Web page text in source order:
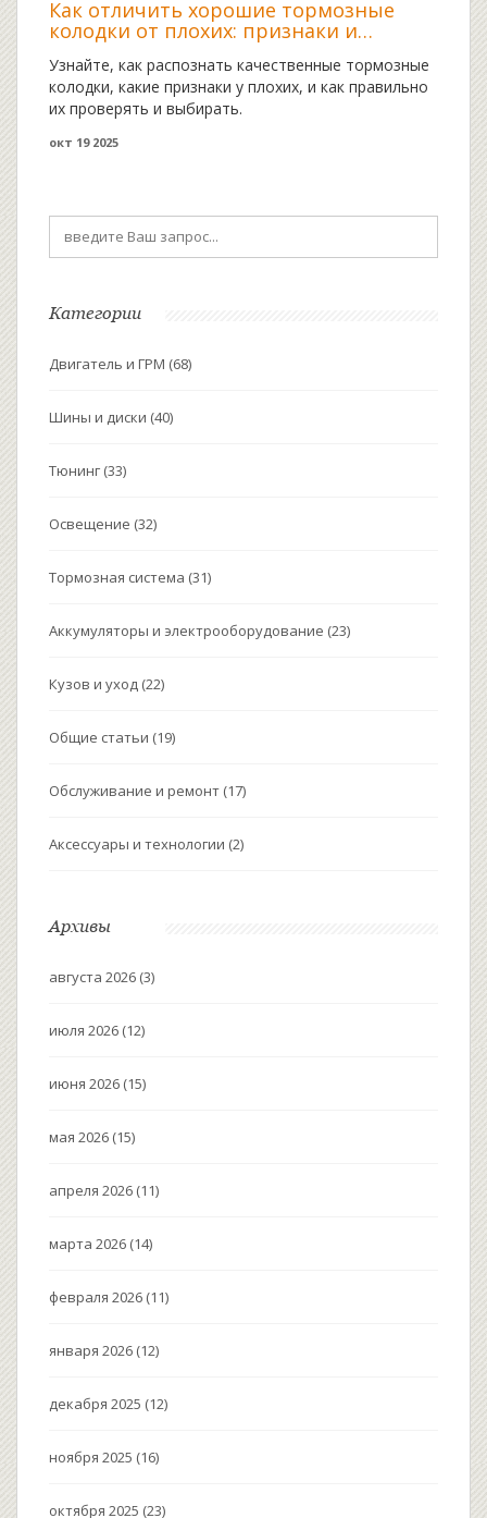
Как отличить хорошие тормозные
колодки от плохих: признаки и
проверка
Узнайте, как распознать качественные тормозные
колодки, какие признаки у плохих, и как правильно
их проверять и выбирать.
окт 19 2025
Категории
Двигатель и ГРМ (68)
Шины и диски (40)
Тюнинг (33)
Освещение (32)
Тормозная система (31)
Аккумуляторы и электрооборудование (23)
Кузов и уход (22)
Общие статьи (19)
Обслуживание и ремонт (17)
Аксессуары и технологии (2)
Архивы
августа 2026 (3)
июля 2026 (12)
июня 2026 (15)
мая 2026 (15)
апреля 2026 (11)
марта 2026 (14)
февраля 2026 (11)
января 2026 (12)
декабря 2025 (12)
ноября 2025 (16)
октября 2025 (23)